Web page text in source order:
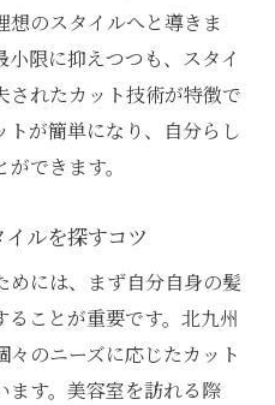
最新のヘアトレンド
美容室選びのコツ
ンドスタイル
スタイル体験
叶えるカット技術
スタイリングの工夫
朝の時間を変える
のスタイルへと導きま
限に抑えつつも、スタイ
されたカット技術が特徴で
トが簡単になり、自分らし
できます。
ルを探すコツ
めには、まず自分自身の髪
ことが重要です。北九州
のニーズに応じたカット
ます。美容室を訪れる際